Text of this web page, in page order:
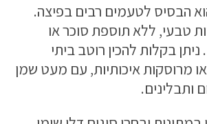
הבסיס לטעמים רבים בפיצה.
טבעי, ללא תוספת סוכר או
בקלות להכין רוטב ביתי
מרוסקות איכותיות, עם מעט שמן
ותבלינים.